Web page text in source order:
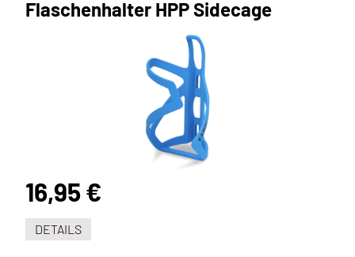
Flaschenhalter HPP Sidecage
16,95 €
DETAILS